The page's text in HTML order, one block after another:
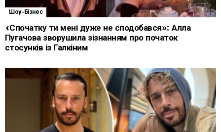
Шоу-Бізнес
«Спочатку ти мені дуже не сподобався»: Алла
Пугачова зворушила зізнанням про початок
стосунків із Галкіним